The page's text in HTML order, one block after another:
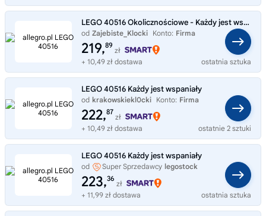
LEGO 40516 Okolicznościowe - Każdy jest wspaniały
od Zajebiste_Klocki Konto: Firma
219,89
zł
+ 10,49 zł dostawa
ostatnia sztuka
LEGO 40516 Każdy jest wspaniały
od krakowskiekl0cki Konto: Firma
222,87
zł
+ 10,49 zł dostawa
ostatnie 2 sztuki
LEGO 40516 Każdy jest wspaniały
od Super Sprzedawcy legostock
223,36
zł
+ 11,99 zł dostawa
ostatnia sztuka